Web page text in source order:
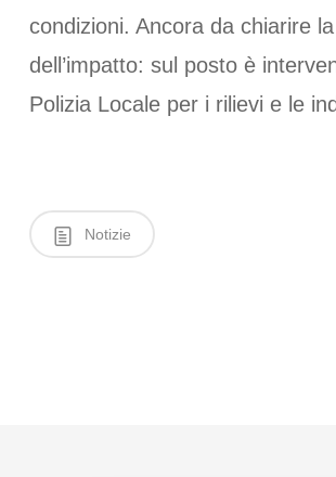
condizioni. Ancora da chiarire
dell’impatto: sul posto è
Polizia Locale per i rilievi e le
Notizie